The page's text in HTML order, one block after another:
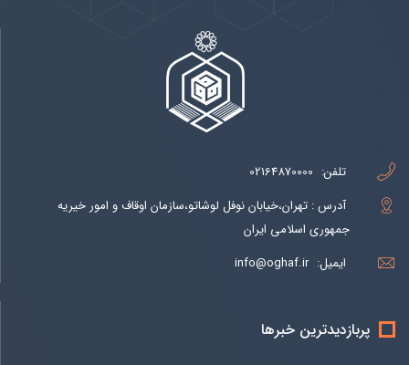
تلفن: 02164870000
آدرس : تهران،خیابان نوفل لوشاتو،سازمان اوقاف و امور خیریه
جمهوری اسلامی ایران
ایمیل: info@oghaf.ir
پربازدیدترین خبرها